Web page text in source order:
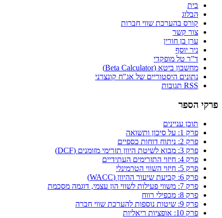
בית
הבלוג
קורס בהערכת שווי חברות
צור קשר
ערן בן חורין
ניר יוסף
ד”ר טל מופקדי
מחשבון ביטא (Beta Calculator)
נתונים היסטוריים של אג"ח קונצרני
RSS תגובות
פרקי הספר
תוכן עניינים
פרק 1: על סיכון ותשואה
פרק 2: ניתוח דוחות כספיים
פרק 3: מבוא לשיטת היוון תזרימי מזומנים (DCF)
פרק 4: חיזוי התזרימים העתידיים
פרק 5: חיזוי השווי הטרמינלי
פרק 6: קביעת שיעור ההיוון (WACC)
פרק 7: משווי פעילות לשווי הון עצמי, דוגמה מסכמת
פרק 8: מכפילי רווח
פרק 9: שיטות נוספות להערכת שווי חברה
פרק 10: אופציות ריאליות